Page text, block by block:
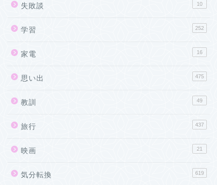
失敗談 10
学習 252
家電 16
思い出 475
教訓 49
旅行 437
映画 21
気分転換 619